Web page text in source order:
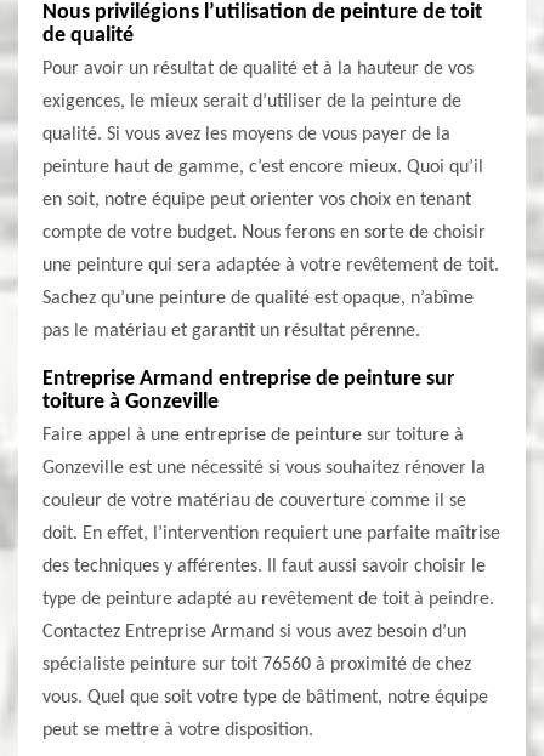
Nous privilégions l’utilisation de peinture de toit
de qualité
Pour avoir un résultat de qualité et à la hauteur de vos
exigences, le mieux serait d’utiliser de la peinture de
qualité. Si vous avez les moyens de vous payer de la
peinture haut de gamme, c’est encore mieux. Quoi qu’il
en soit, notre équipe peut orienter vos choix en tenant
compte de votre budget. Nous ferons en sorte de choisir
une peinture qui sera adaptée à votre revêtement de toit.
Sachez qu’une peinture de qualité est opaque, n’abîme
pas le matériau et garantit un résultat pérenne.
Entreprise Armand entreprise de peinture sur
toiture à Gonzeville
Faire appel à une entreprise de peinture sur toiture à
Gonzeville est une nécessité si vous souhaitez rénover la
couleur de votre matériau de couverture comme il se
doit. En effet, l’intervention requiert une parfaite maîtrise
des techniques y afférentes. Il faut aussi savoir choisir le
type de peinture adapté au revêtement de toit à peindre.
Contactez Entreprise Armand si vous avez besoin d’un
spécialiste peinture sur toit 76560 à proximité de chez
vous. Quel que soit votre type de bâtiment, notre équipe
peut se mettre à votre disposition.